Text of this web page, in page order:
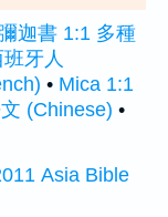
迦書 1:1 多種
牙人
• Mica 1:1
(Chinese) •
Asia Bible